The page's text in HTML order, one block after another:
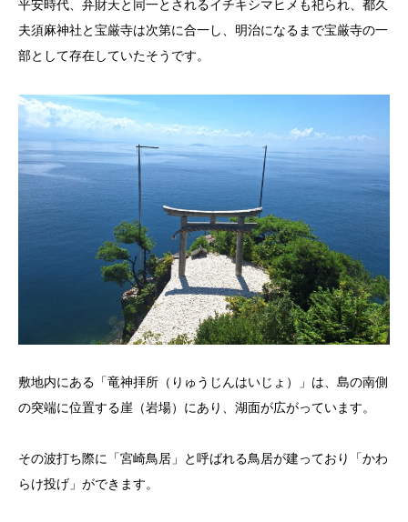
平安時代、弁財天と同一とされるイチキシマヒメも祀られ、都久
夫須麻神社と宝厳寺は次第に合一し、明治になるまで宝厳寺の一
部として存在していたそうです。
敷地内にある「竜神拝所（りゅうじんはいじょ）」は、島の南側
の突端に位置する崖（岩場）にあり、湖面が広がっています。
その波打ち際に「宮崎鳥居」と呼ばれる鳥居が建っており「かわ
らけ投げ」ができます。